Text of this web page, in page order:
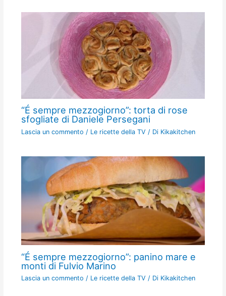
“É sempre mezzogiorno”: torta di rose
sfogliate di Daniele Persegani
Lascia un commento / Le ricette della TV / Di Kikakitchen
“É sempre mezzogiorno”: panino mare e
monti di Fulvio Marino
Lascia un commento / Le ricette della TV / Di Kikakitchen